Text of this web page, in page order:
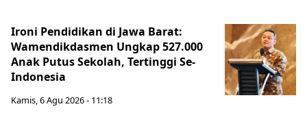
Ironi Pendidikan di Jawa Barat:
Wamendikdasmen Ungkap 527.000
Anak Putus Sekolah, Tertinggi Se-
Indonesia
Kamis, 6 Agu 2026 - 11:18